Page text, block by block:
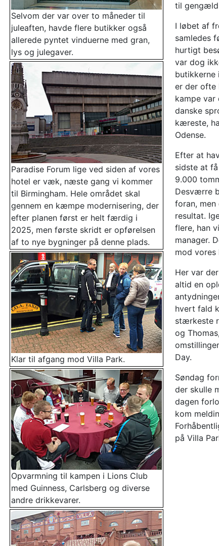
Selvom der var over to måneder til
juleaften, havde flere butikker også
allerede pyntet vinduerne med gran,
lys og julegaver.
Paradise Forum lige ved siden af vores
hotel er væk, næste gang vi kommer
til Birmingham. Hele området skal
gennem en kæmpe modernisering, der
efter planen først er helt færdig i
2025, men første skridt er opførelsen
af to nye bygninger på denne plads.
Klar til afgang mod Villa Park.
Opvarmning til kampen i Lions Club
med Guinness, Carlsberg og diverse
andre drikkevarer.
til gengæld
I løbet af
samledes
hurtigt
var dog
butikkerne
er der ofte
kampe var
danske
kæreste,
Odense.
Efter at
sidste at
9.000
Desværre
foran,
resultat.
flere, han
manager.
mod vores
Her var
altid en
hvert fald
stærkeste
og
Day.
Søndag
der skulle
dagen
kom
på Villa